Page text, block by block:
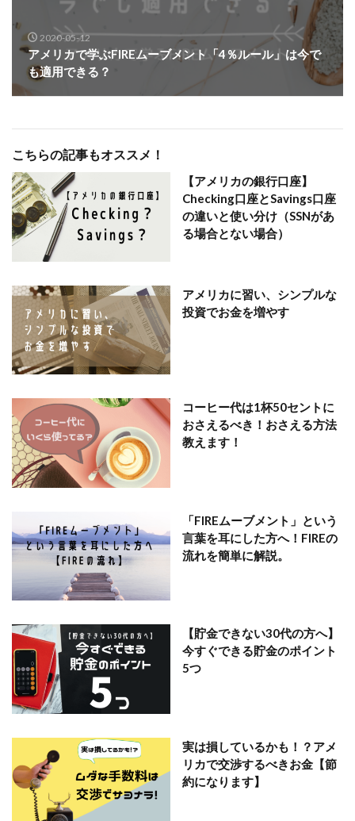
2020-05-12
アメリカで学ぶFIREムーブメント「4％ルール」は今で
も適用できる？
こちらの記事もオススメ！
【アメリカの銀行口座】
Checking口座とSavings口座
の違いと使い分け（SSNがあ
る場合とない場合）
アメリカに習い、シンプルな
投資でお金を増やす
コーヒー代は1杯50セントに
おさえるべき！おさえる方法
教えます！
「FIREムーブメント」という
言葉を耳にした方へ！FIREの
流れを簡単に解説。
【貯金できない30代の方へ】
今すぐできる貯金のポイント
5つ
実は損しているかも！？アメ
リカで交渉するべきお金【節
約になります】